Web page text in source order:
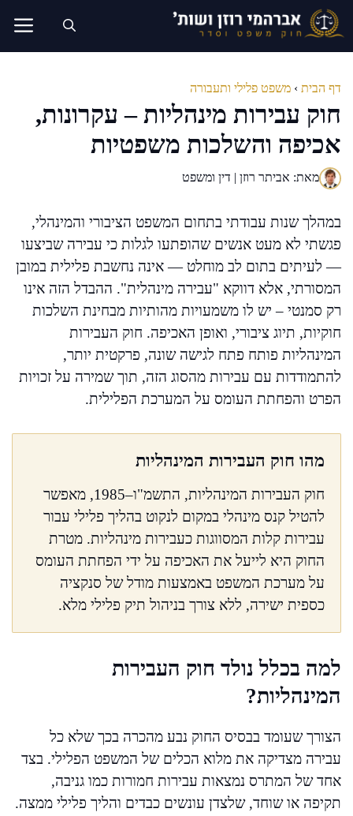
לדלג
לתוכן
דף הבית › משפט פלילי ותעבורה
חוק עבירות מינהליות – עקרונות,
אכיפה והשלכות משפטיות
מאת: אביתר רוזן | דין ומשפט
במהלך שנות עבודתי בתחום המשפט הציבורי והמינהלי,
פגשתי לא מעט אנשים שהופתעו לגלות כי עבירה שביצעו
— לעיתים בתום לב מוחלט — אינה נחשבת פלילית במובן
המסורתי, אלא דווקא "עבירה מינהלית". ההבדל הזה אינו
רק סמנטי – יש לו משמעויות מהותיות מבחינת השלכות
חוקיות, תיוג ציבורי, ואופן האכיפה. חוק העבירות
המינהליות פותח פתח לגישה שונה, פרקטית יותר,
להתמודדות עם עבירות מהסוג הזה, תוך שמירה על זכויות
הפרט והפחתת העומס על המערכת הפלילית.
מהו חוק העבירות המינהליות
חוק העבירות המינהליות, התשמ"ו–1985, מאפשר
להטיל קנס מינהלי במקום לנקוט בהליך פלילי עבור
עבירות קלות המסווגות כעבירות מינהליות. מטרת
החוק היא לייעל את האכיפה על ידי הפחתת העומס
על מערכת המשפט באמצעות מודל של סנקציה
כספית ישירה, ללא צורך בניהול תיק פלילי מלא.
למה בכלל נולד חוק העבירות
המינהליות?
הצורך שעומד בבסיס החוק נבע מהכרה בכך שלא כל
עבירה מצדיקה את מלוא הכלים של המשפט הפלילי. בצד
אחד של המתרס נמצאות עבירות חמורות כמו גניבה,
תקיפה או שוחד, שלצדן עונשים כבדים והליך פלילי ממצה.